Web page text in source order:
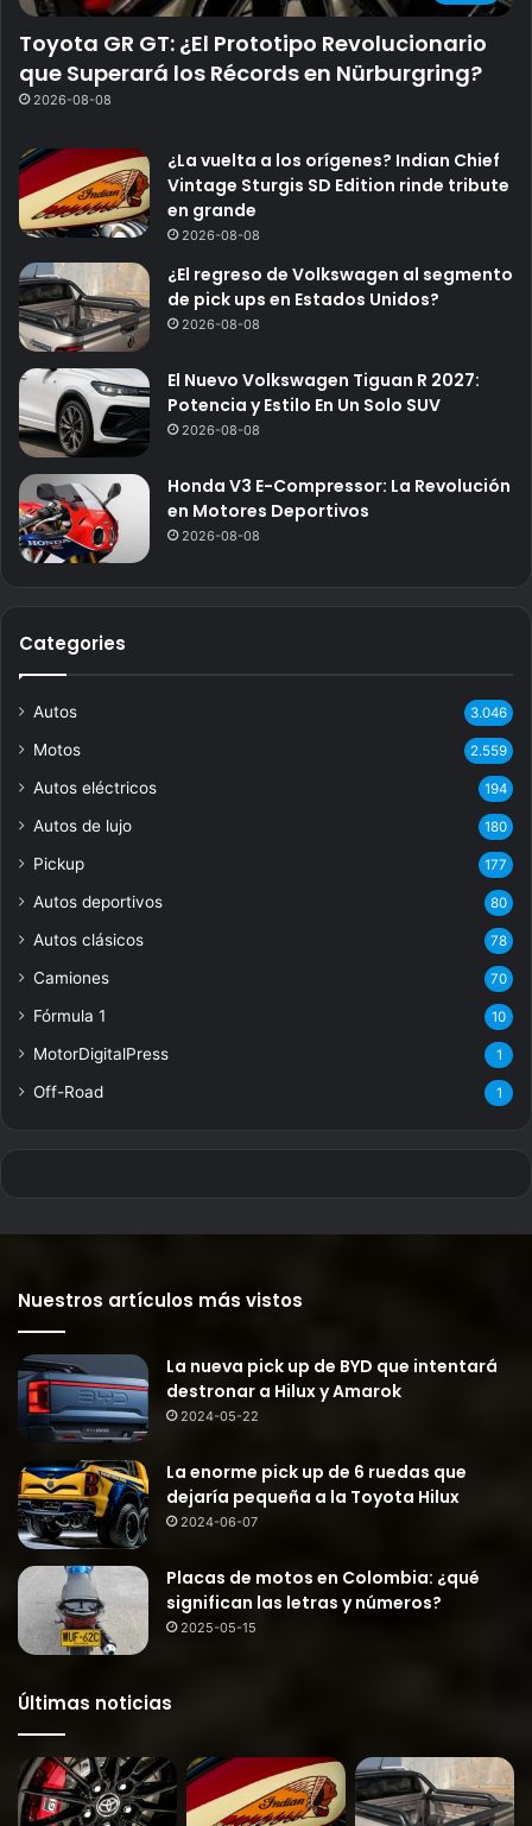
Toyota GR GT: ¿El Prototipo Revolucionario
que Superará los Récords en Nürburgring?
2026-08-08
¿La vuelta a los orígenes? Indian Chief
Vintage Sturgis SD Edition rinde tribute
en grande
2026-08-08
¿El regreso de Volkswagen al segmento
de pick ups en Estados Unidos?
2026-08-08
El Nuevo Volkswagen Tiguan R 2027:
Potencia y Estilo En Un Solo SUV
2026-08-08
Honda V3 E-Compressor: La Revolución
en Motores Deportivos
2026-08-08
Categories
Autos 3.046
Motos 2.559
Autos eléctricos 194
Autos de lujo 180
Pickup 177
Autos deportivos 80
Autos clásicos 78
Camiones 70
Fórmula 1 10
MotorDigitalPress 1
Off-Road 1
Nuestros artículos más vistos
La nueva pick up de BYD que intentará
destronar a Hilux y Amarok
2024-05-22
La enorme pick up de 6 ruedas que
dejaría pequeña a la Toyota Hilux
2024-06-07
Placas de motos en Colombia: ¿qué
significan las letras y números?
2025-05-15
Últimas noticias